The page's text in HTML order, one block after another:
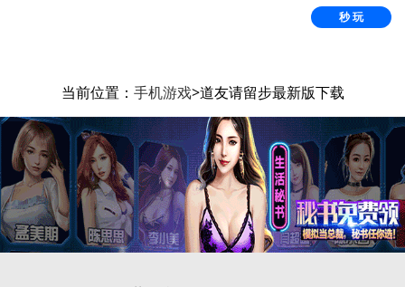
秒 玩
当前位置： 手机游戏>道友请留步最新版下载